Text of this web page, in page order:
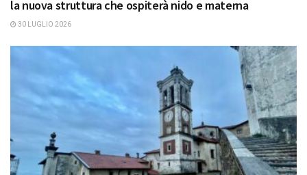
la nuova struttura che ospiterà nido e materna
30 LUGLIO 2026